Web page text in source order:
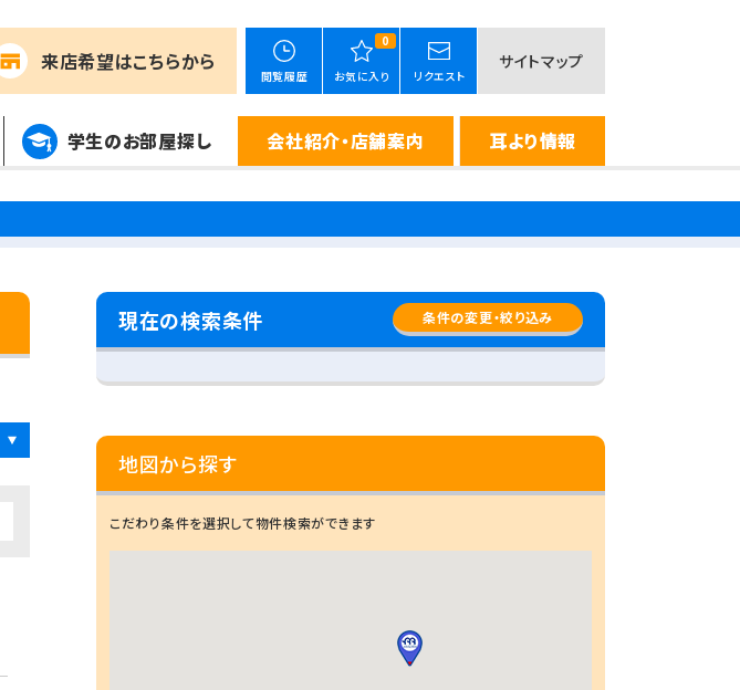
来店希望はこちらから
閲覧履歴
0
お気に入り リクエスト
サイトマップ
学生のお部屋探し 会社紹介・店舗案内 耳より情報
現在の検索条件 条件の変更・絞り込み
地図から探す
こだわり条件を選択して物件検索ができます